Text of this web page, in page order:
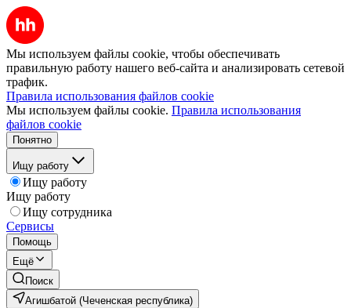
Мы используем файлы cookie, чтобы обеспечивать
правильную работу нашего веб-сайта и анализировать сетевой
трафик.
Правила использования файлов cookie
Мы используем файлы cookie. Правила использования
файлов cookie
Понятно
Ищу работу
Ищу работу
Ищу работу
Ищу сотрудника
Сервисы
Помощь
Ещё
Поиск
Агишбатой (Чеченская республика)